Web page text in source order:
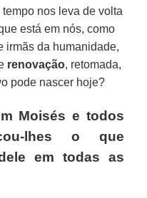
nos leva de volta
está em nós, como
irmãs da humanidade,
renovação, retomada,
pode nascer hoje?
Moisés e todos
lhes o que
em todas as